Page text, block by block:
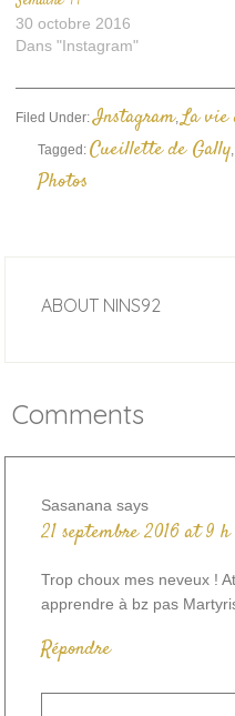
30 octobre 2016
Dans "Instagram"
Filed Under:Instagram,La vie
Tagged:Cueillette de Gally,
Photos
ABOUT NINS92
Comments
Sasanana says
21 septembre 2016 at 9
Trop choux mes neveux !
apprendre à bz pas
Répondre